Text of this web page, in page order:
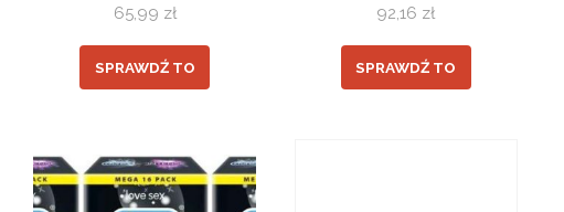
Fishies 36 szt
65,99 zł
SPRAWDŹ TO
92,16 zł
SPRAWDŹ TO